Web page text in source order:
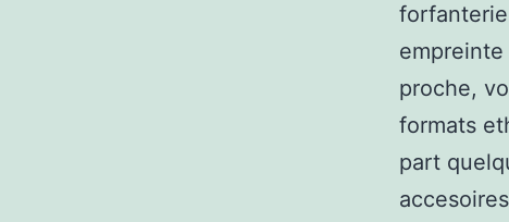
forfanterie
empreinte
proche,
formats
part